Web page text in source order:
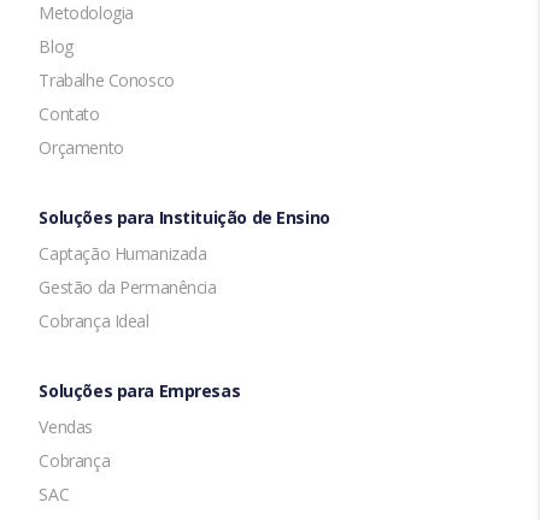
Metodologia
Blog
Trabalhe Conosco
Contato
Orçamento
Soluções para Instituição de Ensino
Captação Humanizada
Gestão da Permanência
Cobrança Ideal
Soluções para Empresas
Vendas
Cobrança
SAC